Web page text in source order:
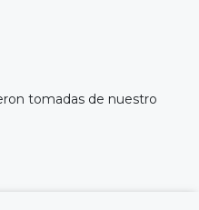
tomadas de nuestro